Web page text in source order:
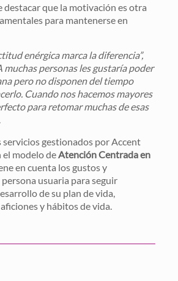
destacar que la motivación es otra
para mantenerse en
enérgica marca la diferencia”,
muchas personas les gustaría poder
pero no disponen del tiempo
Cuando nos hacemos mayores
para retomar muchas de esas
servicios gestionados por Accent
el modelo de Atención Centrada en
en cuenta los gustos y
usuaria para seguir
de su plan de vida,
y hábitos de vida.